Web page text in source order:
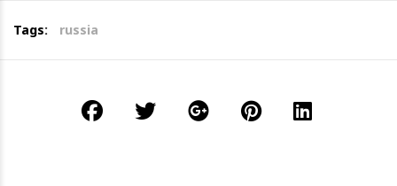
Tags: russia